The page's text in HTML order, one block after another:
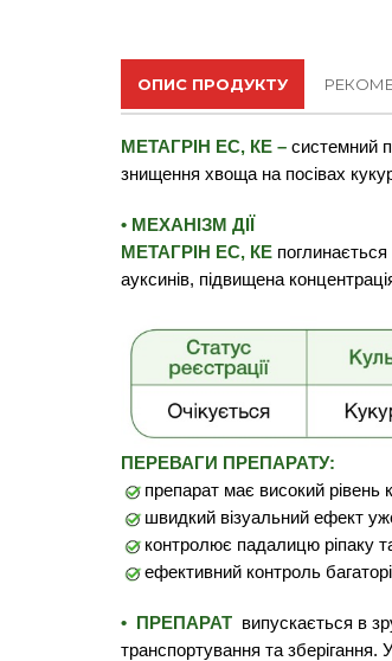
ОПИС ПРОДУКТУ
МЕТАГРІН EC, КЕ – системний
знищення хвоща на посівах
• МЕХАНІЗМ ДІЇ
МЕТАГРІН EC, КЕ
ауксинів, підвищена
ПЕРЕВАГИ ПРЕПАРАТУ:
препарат має високий рівень
швидкий візуальний ефект
контролює падалицю ріпаку
ефективний контроль
• ПРЕПАРАТ випускається в
транспортування та